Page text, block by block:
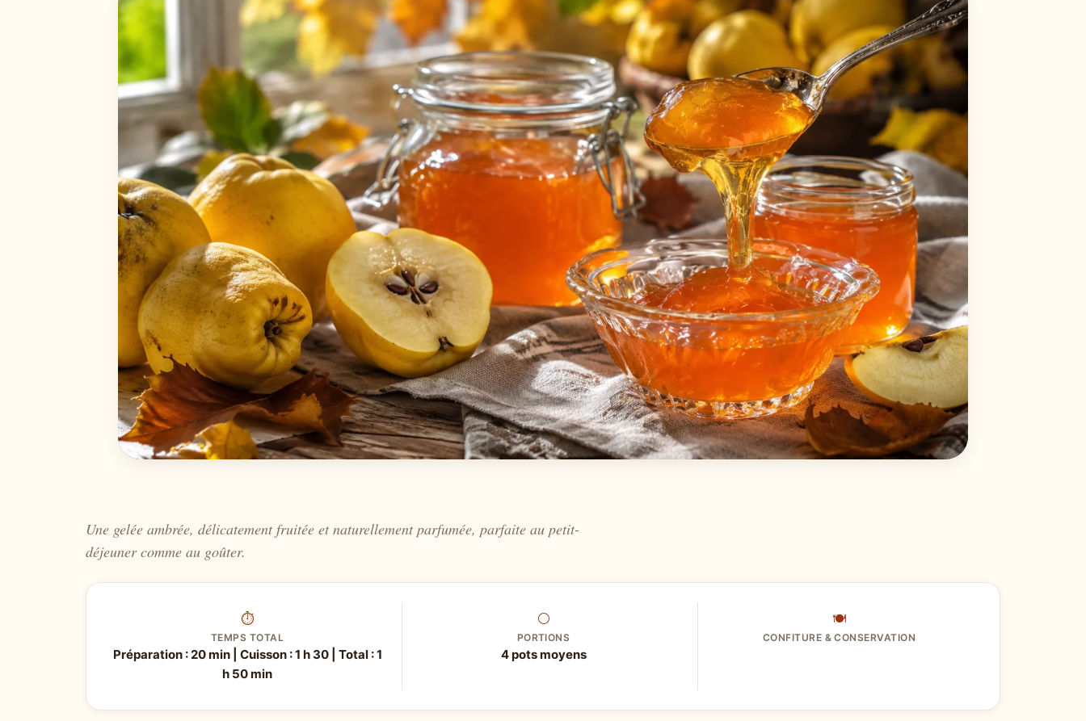
Une gelée ambrée, délicatement fruitée et naturellement parfumée, parfaite au petit-
déjeuner comme au goûter.
⏱
TEMPS TOTAL
Préparation : 20 min | Cuisson : 1 h 30 | Total : 1
h 50 min
⚪
PORTIONS
4 pots moyens
🍽
CONFITURE & CONSERVATION